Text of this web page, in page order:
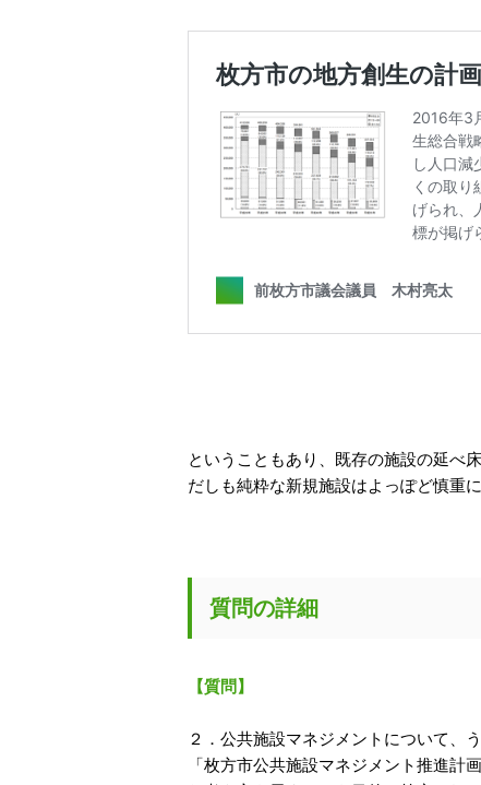
ということもあり、既存の施設の延べ
だしも純粋な新規施設はよっぽど慎重
質問の詳細
【質問】
２．公共施設マネジメントについて、
「枚方市公共施設マネジメント推進計